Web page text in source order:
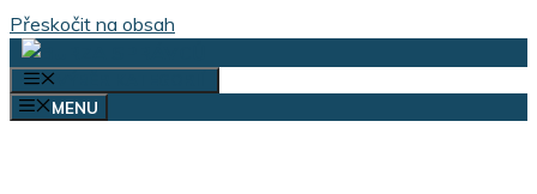
Přeskočit na obsah
MENU